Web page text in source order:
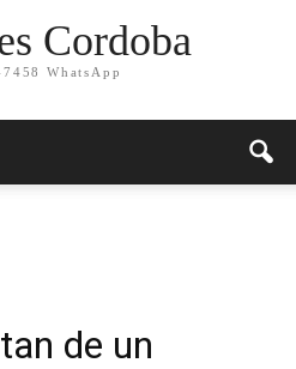
Cordoba
WhatsApp
de un